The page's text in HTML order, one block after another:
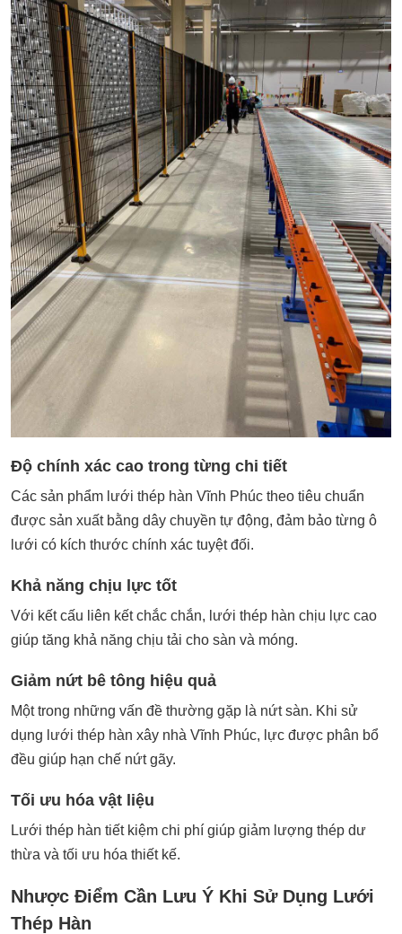
Độ chính xác cao trong từng chi tiết
Các sản phẩm lưới thép hàn Vĩnh Phúc theo tiêu chuẩn
được sản xuất bằng dây chuyền tự động, đảm bảo từng ô
lưới có kích thước chính xác tuyệt đối.
Khả năng chịu lực tốt
Với kết cấu liên kết chắc chắn, lưới thép hàn chịu lực cao
giúp tăng khả năng chịu tải cho sàn và móng.
Giảm nứt bê tông hiệu quả
Một trong những vấn đề thường gặp là nứt sàn. Khi sử
dụng lưới thép hàn xây nhà Vĩnh Phúc, lực được phân bổ
đều giúp hạn chế nứt gãy.
Tối ưu hóa vật liệu
Lưới thép hàn tiết kiệm chi phí giúp giảm lượng thép dư
thừa và tối ưu hóa thiết kế.
Nhược Điểm Cần Lưu Ý Khi Sử Dụng Lưới
Thép Hàn